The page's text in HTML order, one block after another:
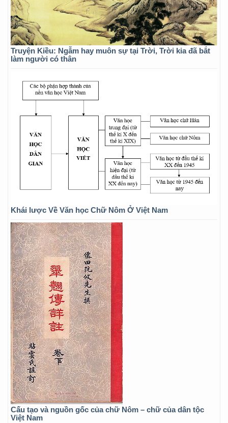
Truyện Kiều: Ngẫm hay muôn sự tại Trời, Trời kia đã bắt
làm người có thân
Khái lược Về Văn học Chữ Nôm Ở Việt Nam
Cấu tạo và nguồn gốc của chữ Nôm – chữ của dân tộc
Việt Nam